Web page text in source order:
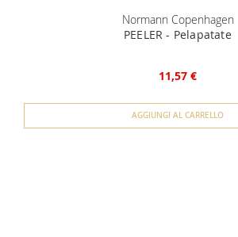
Normann Copenhagen
PEELER - Pelapatate
11,57 €
AGGIUNGI AL CARRELLO